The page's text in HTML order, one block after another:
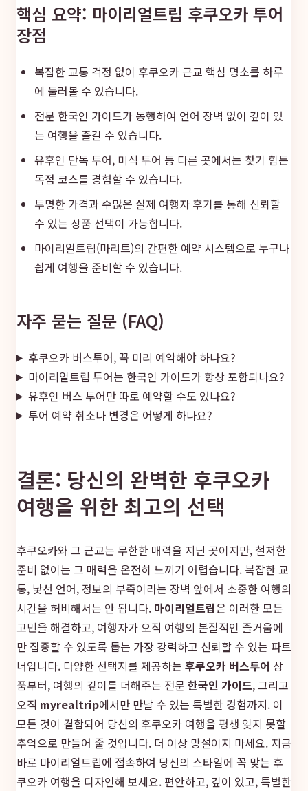
핵심 요약: 마이리얼트립 후쿠오카 투어
장점
복잡한 교통 걱정 없이 후쿠오카 근교 핵심 명소를 하루
에 둘러볼 수 있습니다.
전문 한국인 가이드가 동행하여 언어 장벽 없이 깊이 있
는 여행을 즐길 수 있습니다.
유후인 단독 투어, 미식 투어 등 다른 곳에서는 찾기 힘든
독점 코스를 경험할 수 있습니다.
투명한 가격과 수많은 실제 여행자 후기를 통해 신뢰할
수 있는 상품 선택이 가능합니다.
마이리얼트립(마리트)의 간편한 예약 시스템으로 누구나
쉽게 여행을 준비할 수 있습니다.
자주 묻는 질문 (FAQ)
후쿠오카 버스투어, 꼭 미리 예약해야 하나요?
마이리얼트립 투어는 한국인 가이드가 항상 포함되나요?
유후인 버스 투어만 따로 예약할 수도 있나요?
투어 예약 취소나 변경은 어떻게 하나요?
결론: 당신의 완벽한 후쿠오카
여행을 위한 최고의 선택
후쿠오카와 그 근교는 무한한 매력을 지닌 곳이지만, 철저한
준비 없이는 그 매력을 온전히 느끼기 어렵습니다. 복잡한 교
통, 낯선 언어, 정보의 부족이라는 장벽 앞에서 소중한 여행의
시간을 허비해서는 안 됩니다. 마이리얼트립은 이러한 모든
고민을 해결하고, 여행자가 오직 여행의 본질적인 즐거움에
만 집중할 수 있도록 돕는 가장 강력하고 신뢰할 수 있는 파트
너입니다. 다양한 선택지를 제공하는 후쿠오카 버스투어 상
품부터, 여행의 깊이를 더해주는 전문 한국인 가이드, 그리고
오직 myrealtrip에서만 만날 수 있는 특별한 경험까지. 이
모든 것이 결합되어 당신의 후쿠오카 여행을 평생 잊지 못할
추억으로 만들어 줄 것입니다. 더 이상 망설이지 마세요. 지금
바로 마이리얼트립에 접속하여 당신의 스타일에 꼭 맞는 후
쿠오카 여행을 디자인해 보세요. 편안하고, 깊이 있고, 특별한